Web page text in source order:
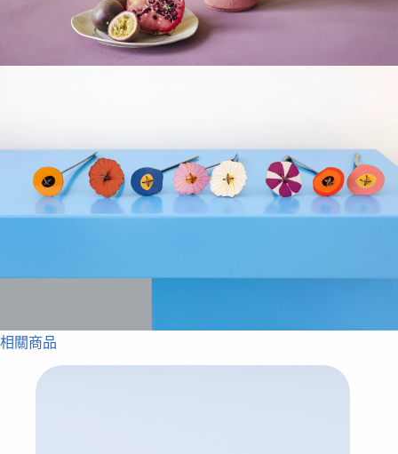
相關商品